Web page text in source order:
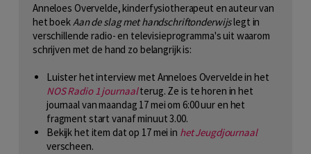
Anneloes Overvelde, kinderfysiotherapeut en auteur van
het boek Aan de slag met handschriftonderwijslegt in
verschillende radio- en televisieprogramma's uit waarom
schrijven met de hand zo belangrijk is:
Luister het interview met Anneloes Overvelde in het
NOS Radio 1 journaalterug. Ze is te horen in het
journaal van maandag 17 mei om 6:00 uur en het
fragment start vanaf minuut 3.00.
Bekijk het item dat op 17 mei in het Jeugdjournaal
verscheen.